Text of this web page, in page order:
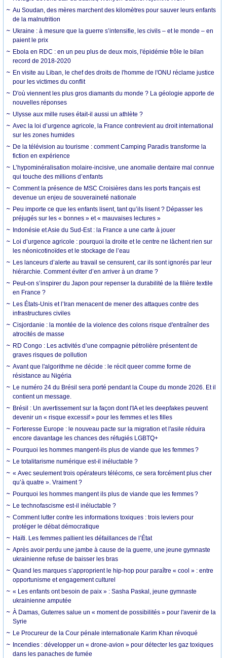
Au Soudan, des mères marchent des kilomètres pour sauver leurs enfants
de la malnutrition
Ukraine : à mesure que la guerre s’intensifie, les civils – et le monde – en
paient le prix
Ebola en RDC : en un peu plus de deux mois, l'épidémie frôle le bilan
record de 2018-2020
En visite au Liban, le chef des droits de l'homme de l'ONU réclame justice
pour les victimes du conflit
D'où viennent les plus gros diamants du monde ? La géologie apporte de
nouvelles réponses
Ulysse aux mille ruses était-il aussi un athlète ?
Avec la loi d’urgence agricole, la France contrevient au droit international
sur les zones humides
De la télévision au tourisme : comment Camping Paradis transforme la
fiction en expérience
L’hypominéralisation molaire-incisive, une anomalie dentaire mal connue
qui touche des millions d’enfants
Comment la présence de MSC Croisières dans les ports français est
devenue un enjeu de souveraineté nationale
Peu importe ce que les enfants lisent, tant qu’ils lisent ? Dépasser les
préjugés sur les « bonnes » et « mauvaises lectures »
Indonésie et Asie du Sud-Est : la France a une carte à jouer
Loi d’urgence agricole : pourquoi la droite et le centre ne lâchent rien sur
les néonicotinoïdes et le stockage de l’eau
Les lanceurs d’alerte au travail se censurent, car ils sont ignorés par leur
hiérarchie. Comment éviter d’en arriver à un drame ?
Peut-on s’inspirer du Japon pour repenser la durabilité de la filière textile
en France ?
Les États-Unis et l’Iran menacent de mener des attaques contre des
infrastructures civiles
Cisjordanie : la montée de la violence des colons risque d'entraîner des
atrocités de masse
RD Congo : Les activités d’une compagnie pétrolière présentent de
graves risques de pollution
Avant que l'algorithme ne décide : le récit queer comme forme de
résistance au Nigéria
Le numéro 24 du Brésil sera porté pendant la Coupe du monde 2026. Et il
contient un message.
Brésil : Un avertissement sur la façon dont l'IA et les deepfakes peuvent
devenir un « risque excessif » pour les femmes et les filles
Forteresse Europe : le nouveau pacte sur la migration et l'asile réduira
encore davantage les chances des réfugiés LGBTQ+
Pourquoi les hommes mangent-ils plus de viande que les femmes ?
Le totalitarisme numérique est-il inéluctable ?
« Avec seulement trois opérateurs télécoms, ce sera forcément plus cher
qu’à quatre ». Vraiment ?
Pourquoi les hommes mangent ils plus de viande que les femmes ?
Le technofascisme est-il inéluctable ?
Comment lutter contre les informations toxiques : trois leviers pour
protéger le débat démocratique
Haïti. Les femmes pallient les défaillances de l’État
Après avoir perdu une jambe à cause de la guerre, une jeune gymnaste
ukrainienne refuse de baisser les bras
Quand les marques s’approprient le hip-hop pour paraître « cool » : entre
opportunisme et engagement culturel
« Les enfants ont besoin de paix » : Sasha Paskal, jeune gymnaste
ukrainienne amputée
À Damas, Guterres salue un « moment de possibilités » pour l'avenir de la
Syrie
Le Procureur de la Cour pénale internationale Karim Khan révoqué
Incendies : développer un « drone-avion » pour détecter les gaz toxiques
dans les panaches de fumée